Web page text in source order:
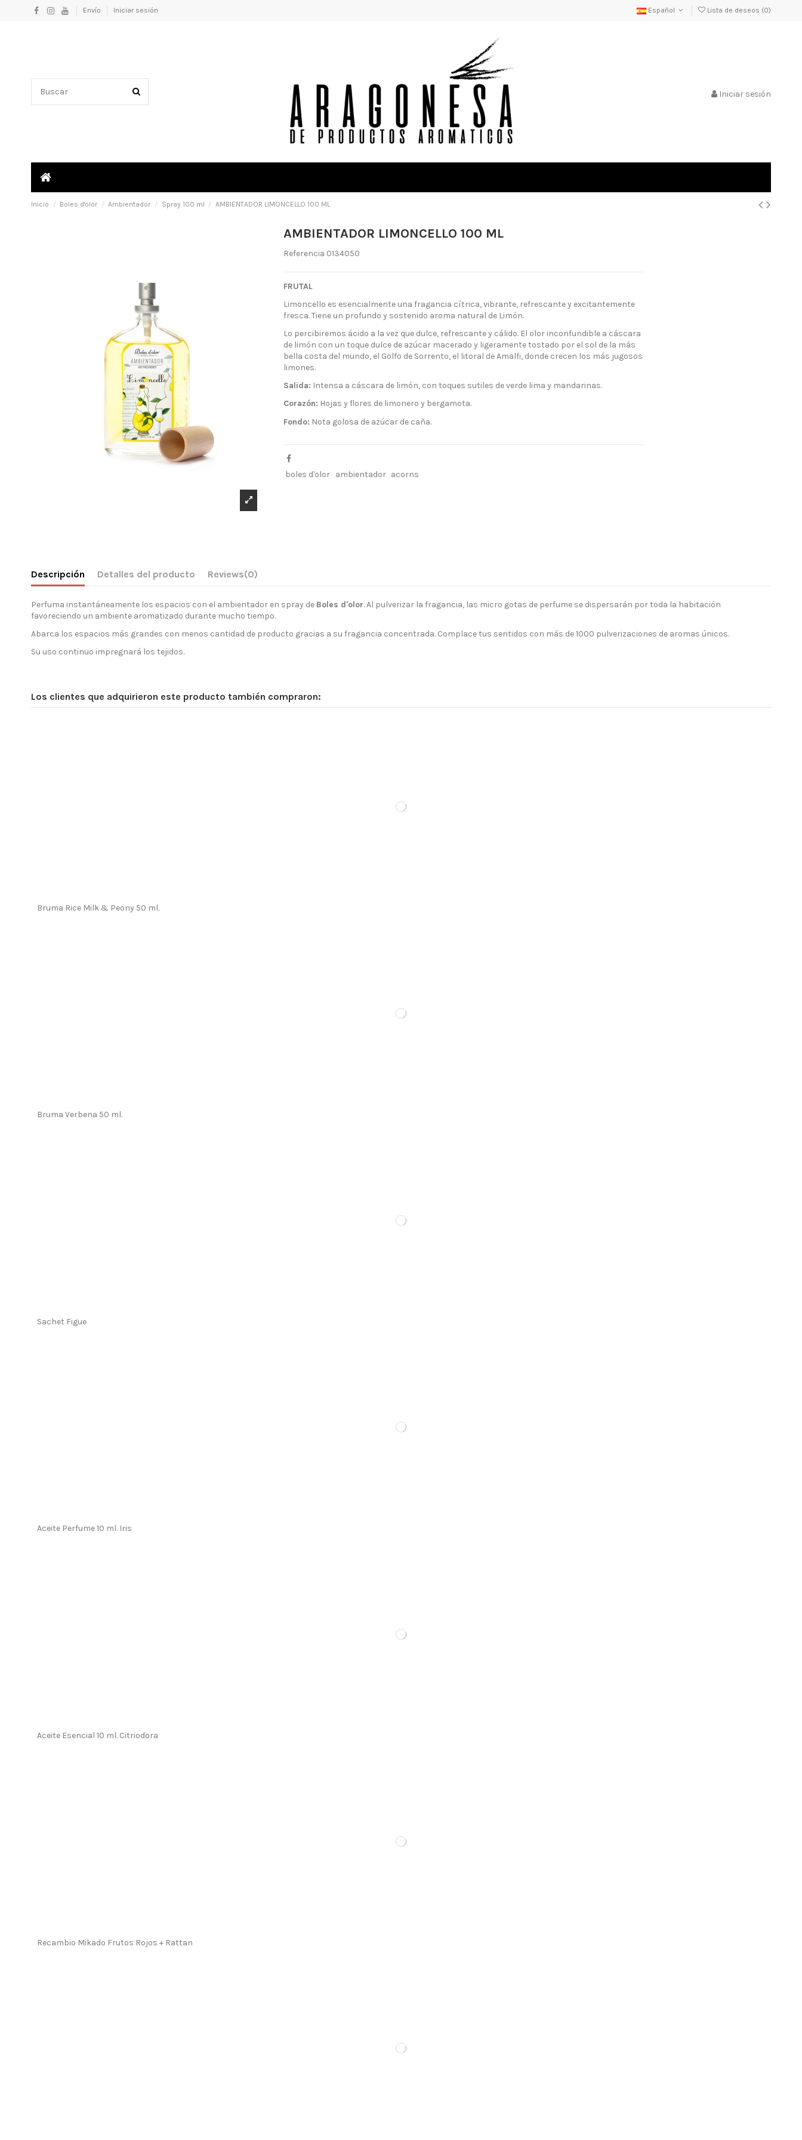
Envío Iniciar sesión Español Lista de deseos (0)
Iniciar sesión
Inicio Boles d'olor Ambientador Spray 100 ml AMBIENTADOR LIMONCELLO 100 ML
AMBIENTADOR LIMONCELLO 100 ML
Referencia 0134050
FRUTAL
Limoncello es esencialmente una fragancia cítrica, vibrante, refrescante y excitantemente
fresca. Tiene un profundo y sostenido aroma natural de Limón.
Lo percibiremos ácido a la vez que dulce, refrescante y cálido. El olor inconfundible a cáscara
de limón con un toque dulce de azúcar macerado y ligeramente tostado por el sol de la más
bella costa del mundo, el Golfo de Sorrento, el litoral de Amalfi, donde crecen los más jugosos
limones.
Salida: Intensa a cáscara de limón, con toques sutiles de verde lima y mandarinas.
Corazón: Hojas y flores de limonero y bergamota.
Fondo: Nota golosa de azúcar de caña.
boles d'olor ambientador acorns
Descripción Detalles del producto Reviews(0)
Perfuma instantáneamente los espacios con el ambientador en spray de Boles d'olor. Al pulverizar la fragancia, las micro gotas de perfume se dispersarán por toda la habitación
favoreciendo un ambiente aromatizado durante mucho tiempo.
Abarca los espacios más grandes con menos cantidad de producto gracias a su fragancia concentrada. Complace tus sentidos con más de 1000 pulverizaciones de aromas únicos.
Su uso continuo impregnará los tejidos.
Los clientes que adquirieron este producto también compraron:
Bruma Rice Milk & Peony 50 ml.
Bruma Verbena 50 ml.
Sachet Figue
Aceite Perfume 10 ml. Iris
Aceite Esencial 10 ml. Citriodora
Recambio Mikado Frutos Rojos + Rattan